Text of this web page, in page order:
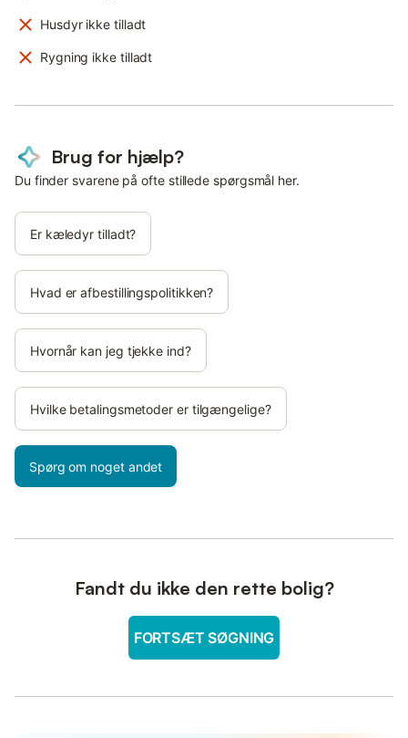
Husdyr ikke tilladt
Rygning ikke tilladt
Brug for hjælp?
Du finder svarene på ofte stillede spørgsmål her.
Er kæledyr tilladt?
Hvad er afbestillingspolitikken?
Hvornår kan jeg tjekke ind?
Hvilke betalingsmetoder er tilgængelige?
Spørg om noget andet
Fandt du ikke den rette bolig?
FORTSÆT SØGNING